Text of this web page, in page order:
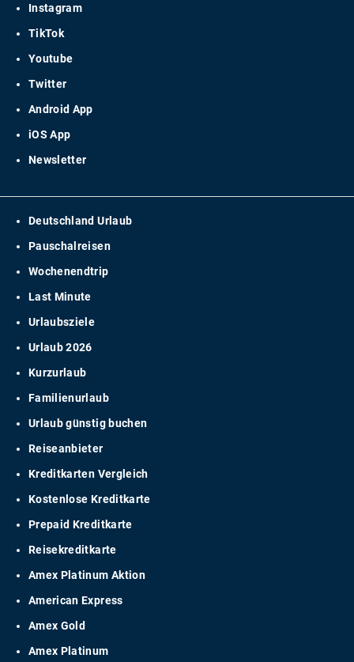
Instagram
TikTok
Youtube
Twitter
Android App
iOS App
Newsletter
Deutschland Urlaub
Pauschalreisen
Wochenendtrip
Last Minute
Urlaubsziele
Urlaub 2026
Kurzurlaub
Familienurlaub
Urlaub günstig buchen
Reiseanbieter
Kreditkarten Vergleich
Kostenlose Kreditkarte
Prepaid Kreditkarte
Reisekreditkarte
Amex Platinum Aktion
American Express
Amex Gold
Amex Platinum